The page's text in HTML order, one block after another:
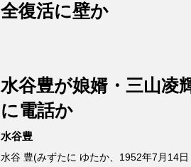
全復活に壁か
水谷豊が娘婿・三山凌
に電話か
水谷豊
水谷 豊(みずたに ゆたか、1952年7月14